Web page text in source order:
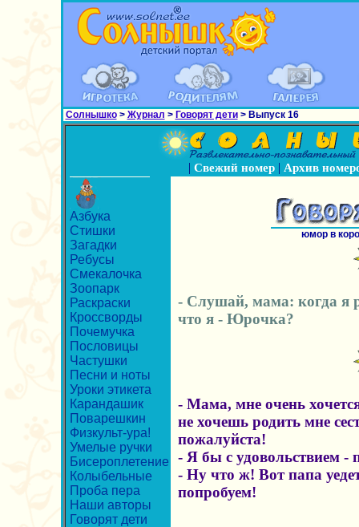
Солнышко> Журнал > Говорят дети> Выпуск 16
| Свежий номер| Архив
Азбука
Стишки
Загадки
Ребусы
Смекалочка
Зоопарк
Раскраски
Кроссворды
Почемучка
Пословицы
Частушки
Песни и ноты
Уроки этикета
Карандашик
Поварешкин
Физкульт-ура!
Умелые ручки
Бисероплетение
Колыбельные
Проба пера
Наши авторы
Говорят дети
юмор в
- Слушай, мама: когда я
что я - Юрочка?
- Мама, мне очень
не хочешь родить мне
пожалуйста!
- Я бы с удовольствием -
- Ну что ж! Вот папа
попробуем!